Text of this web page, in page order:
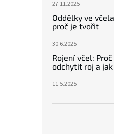
27.11.2025
Oddělky ve
proč je tvořit
30.6.2025
Rojení včel:
odchytit roj a
11.5.2025